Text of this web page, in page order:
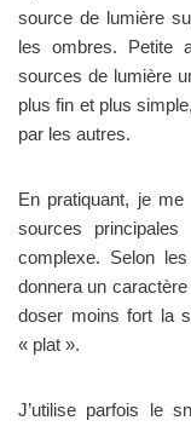
source de lumière
les ombres. Petite
sources de lumière
plus fin et plus
par les autres.
En pratiquant, je
sources
complexe. Selon
donnera un
doser moins fort la
« plat ».
J’utilise parfois le